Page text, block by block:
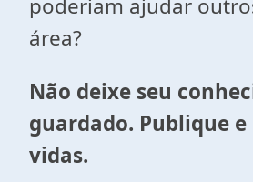
poderiam ajudar
área?
Não deixe seu
guardado. Publique
vidas.